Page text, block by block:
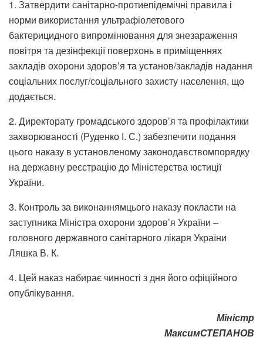
1. Затвердити санітарно-протиепідемічні правила і
норми використання ультрафіолетового
бактерицидного випромінювання для знезараження
повітря та дезінфекції поверхонь в приміщеннях
закладів охорони здоров’я та установ/закладів надання
соціальних послуг/соціального захисту населення, що
додається.
2. Директорату громадського здоров’я та профілактики
захворюваності (Руденко І. С.) забезпечити подання
цього наказу в установленому законодавствомпорядку
на державну реєстрацію до Міністерства юстиції
України.
3. Контроль за виконаннямцього наказу покласти на
заступника Міністра охорони здоров’я України –
головного державного санітарного лікаря України
Ляшка В. К.
4. Цей наказ набирає чинності з дня його офіційного
опублікування.
Міністр
МаксимСТЕПАНОВ